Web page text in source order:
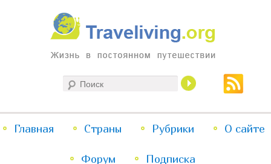
Traveliving
Жизнь в постоянном путешествии
меню
Перейти
к
Перейти
к
Главная Страны Рубрики О сайте
Форум Подписка